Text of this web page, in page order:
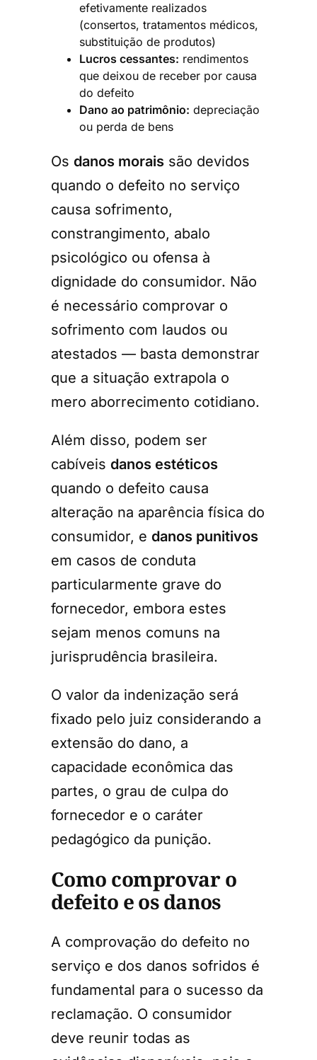
efetivamente realizados
(consertos, tratamentos médicos,
substituição de produtos)
Lucros cessantes: rendimentos
que deixou de receber por causa
do defeito
Dano ao patrimônio: depreciação
ou perda de bens
Os danos morais são devidos
quando o defeito no serviço
causa sofrimento,
constrangimento, abalo
psicológico ou ofensa à
dignidade do consumidor. Não
é necessário comprovar o
sofrimento com laudos ou
atestados — basta demonstrar
que a situação extrapola o
mero aborrecimento cotidiano.
Além disso, podem ser
cabíveis danos estéticos
quando o defeito causa
alteração na aparência física do
consumidor, e danos punitivos
em casos de conduta
particularmente grave do
fornecedor, embora estes
sejam menos comuns na
jurisprudência brasileira.
O valor da indenização será
fixado pelo juiz considerando a
extensão do dano, a
capacidade econômica das
partes, o grau de culpa do
fornecedor e o caráter
pedagógico da punição.
Como comprovar o
defeito e os danos
A comprovação do defeito no
serviço e dos danos sofridos é
fundamental para o sucesso da
reclamação. O consumidor
deve reunir todas as